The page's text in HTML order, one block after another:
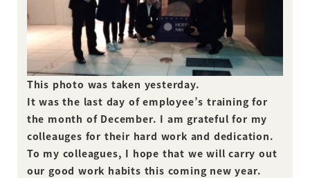
This photo was taken yesterday.
It was the last day of employee’s training for
the month of December. I am grateful for my
colleauges for their hard work and dedication.
To my colleagues, I hope that we will carry out
our good work habits this coming new year.